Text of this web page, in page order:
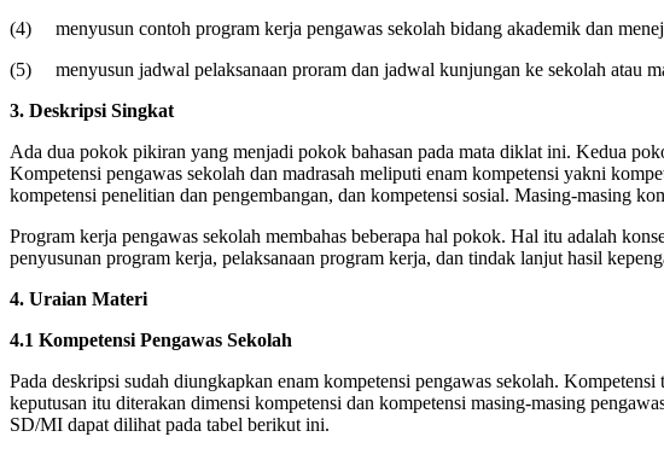
(4) menyusun contoh program kerja pengawas sekolah bidang akademik dan
(5) menyusun jadwal pelaksanaan proram dan jadwal kunjungan ke sekolah atau
3. Deskripsi Singkat
Ada dua pokok pikiran yang menjadi pokok bahasan pada mata diklat ini. Kedua
Kompetensi pengawas sekolah dan madrasah meliputi enam kompetensi yakni
kompetensi penelitian dan pengembangan, dan kompetensi sosial. Masing-masing
Program kerja pengawas sekolah membahas beberapa hal pokok. Hal itu adalah
penyusunan program kerja, pelaksanaan program kerja, dan tindak lanjut hasil
4. Uraian Materi
4.1 Kompetensi Pengawas Sekolah
Pada deskripsi sudah diungkapkan enam kompetensi pengawas sekolah.
keputusan itu diterakan dimensi kompetensi dan kompetensi masing-masing
SD/MI dapat dilihat pada tabel berikut ini.